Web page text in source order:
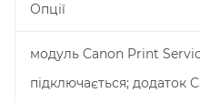
Опції
модуль Canon Print
підключається; додаток